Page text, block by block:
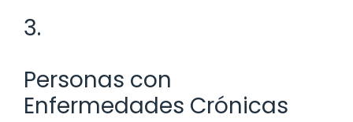
3.
Personas con
Enfermedades Crónicas